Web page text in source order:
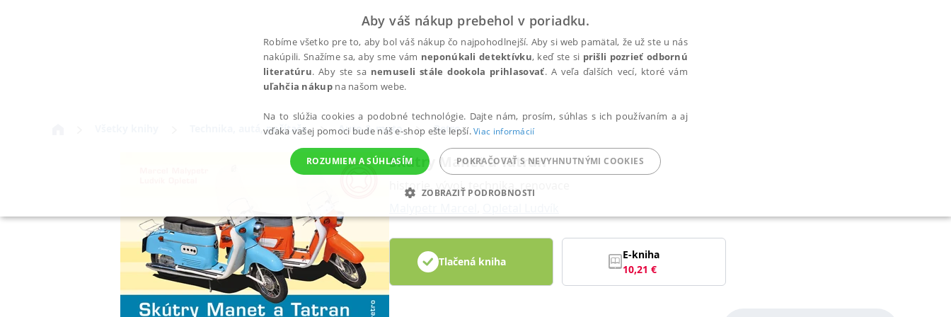
Technika, autá, počítače Auto & moto Retro
Skútry Manet a Tatran
historie, vývoj, technika, renovace
Tlačená kniha
E-kniha
10,21 €
Aby váš nákup prebehol v poriadku.
Robíme všetko pre to, aby bol váš nákup čo najpohodlnejší. Aby si web pamätal, že už ste u nás
nakúpili. Snažíme sa, aby sme vám neponúkali detektívku, keď ste si prišli pozrieť odbornú
literatúru. Aby ste sa nemuseli stále dookola prihlasovať. A veľa ďalších vecí, ktoré vám
uľahčia nákupna našom webe.
Na to slúžia cookies a podobné technológie. Dajte nám, prosím, súhlas s ich používaním a aj
vďaka vašej pomoci bude náš e-shop ešte lepší.Viac informácií
ROZUMIEM A SÚHLASÍM POKRAČOVAŤ S NEVYHNUTNÝMI COOKIES
ZOBRAZIŤ PODROBNOSTI
POTREBNÉ ANALYTICKÉ MARKETINGOVÉ FUNKČNÉ NEZARADENÉ SÚBORY
Potrebné Analytické
Nevyhnutné súbory cookie umožňujú základné funkcie webovej stránky, ako je prihlásenie používateľa a správa účtu. Bez nevyhnutných súborov cookie nie je možné webové stránky správne používať.